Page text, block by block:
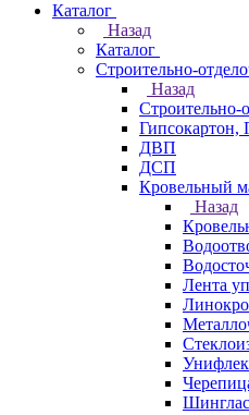
Каталог
Назад
Каталог
Строительно-
Назад
Строительно-
Гипсокартон,
ДВП
ДСП
Кровельный
Назад
Лента
Шинглас